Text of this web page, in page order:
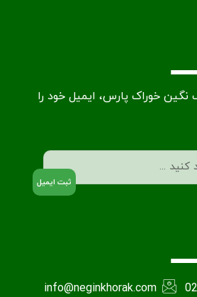
نگین خوراک پارس، ایمیل خود را
info@neginkhorak.com